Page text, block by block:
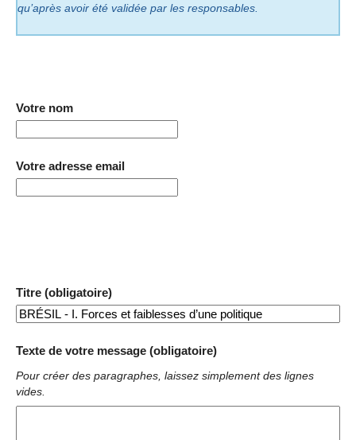
qu’après avoir été validée par les responsables.
Votre nom
Votre adresse email
Titre (obligatoire)
Texte de votre message (obligatoire)
Pour créer des paragraphes, laissez simplement des lignes
vides.